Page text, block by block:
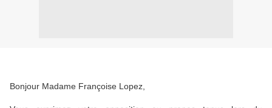
Bonjour Madame Françoise Lopez,